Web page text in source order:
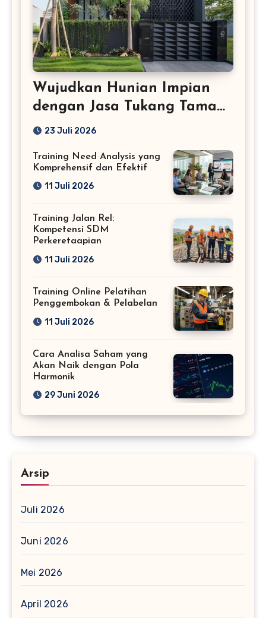
Wujudkan Hunian Impian
dengan Jasa Tukang Taman
Profesional
23 Juli 2026
Training Need Analysis yang
Komprehensif dan Efektif
11 Juli 2026
Training Jalan Rel:
Kompetensi SDM
Perkeretaapian
11 Juli 2026
Training Online Pelatihan
Penggembokan & Pelabelan
11 Juli 2026
Cara Analisa Saham yang
Akan Naik dengan Pola
Harmonik
29 Juni 2026
Arsip
Juli 2026
Juni 2026
Mei 2026
April 2026